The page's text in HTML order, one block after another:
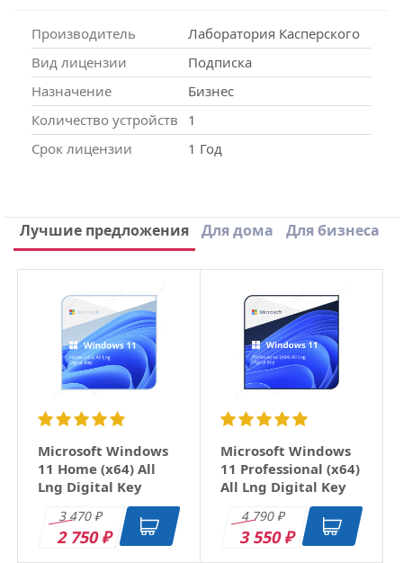
Производитель
Лаборатория Касперского
Вид лицензии
Подписка
Назначение
Бизнес
Количество устройств
1
Срок лицензии
1 Год
Написать отзыв
×
Email
Заголовок
Оцените товар
Лучшие предложения Для дома Для бизнеса
Microsoft Windows
11 Home (x64) All
Lng Digital Key
3 470₽
2 750₽
Microsoft Windows
11 Professional (x64)
All Lng Digital Key
4 790₽
3 550₽